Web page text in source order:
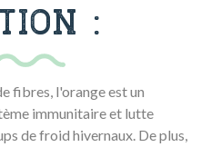
:
fibres, l'orange est un
immunitaire et lutte
de froid hivernaux. De plus,